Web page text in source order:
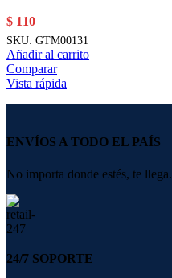
$ 110
SKU: GTM00131
Añadir al carrito
Comparar
Vista rápida
ENVÍOS A TODO EL PAÍS
No importa donde estés, te llega.
24/7 SOPORTE